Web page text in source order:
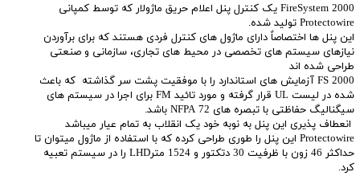
FireSystem 2000 یک کنترل پنل اعلام حریق ماژولار که توسط کمپانی
Protectowire تولید شده.
این پنل ها اختصاصاٌ دارای ماژول های کنترل فردی هستند که برای برآوردن
نیازهای سیستم های تخصصی در محیط های تجاری، سازمانی و صنعتی
طراحی شده اند
FS 2000 آزمایش های استاندارد را با موفقیت پشت سر گذاشته که باعث
شده در لیست UL قرار گرفته و مورد تائید FM برای اجرا در سیستم های
سیگنالیگ حفاظتی با تبصره های NFPA 72 باشد.
انعطاف پذیری این پنل به نوبه خود یک انقلاب به تمام عیار میباشد
Protectowire این پنل را طوری طراحی کرده که با استفاده از ماژول میتوان تا
حداکثر 46 زون با ظرفیت 30 دتکتور و 1524 مترLHD را در سیستم تعبیه
کرد.